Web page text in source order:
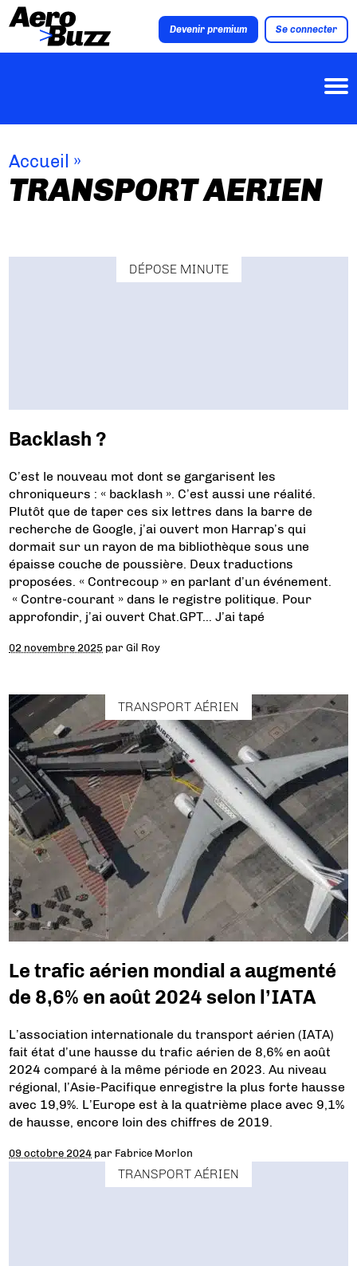
Devenir premium Se connecter
Accueil »
TRANSPORT AERIEN
DÉPOSE MINUTE
Backlash ?
C’est le nouveau mot dont se gargarisent les
chroniqueurs : « backlash ». C’est aussi une réalité.
Plutôt que de taper ces six lettres dans la barre de
recherche de Google, j’ai ouvert mon Harrap’s qui
dormait sur un rayon de ma bibliothèque sous une
épaisse couche de poussière. Deux traductions
proposées. « Contrecoup » en parlant d’un événement.
« Contre-courant » dans le registre politique. Pour
approfondir, j’ai ouvert Chat.GPT… J’ai tapé
02 novembre 2025 parGil Roy
TRANSPORT AÉRIEN
Le trafic aérien mondial a augmenté
de 8,6% en août 2024 selon l’IATA
L’association internationale du transport aérien (IATA)
fait état d’une hausse du trafic aérien de 8,6% en août
2024 comparé à la même période en 2023. Au niveau
régional, l’Asie-Pacifique enregistre la plus forte hausse
avec 19,9%. L’Europe est à la quatrième place avec 9,1%
de hausse, encore loin des chiffres de 2019.
09 octobre 2024 par Fabrice Morlon
TRANSPORT AÉRIEN